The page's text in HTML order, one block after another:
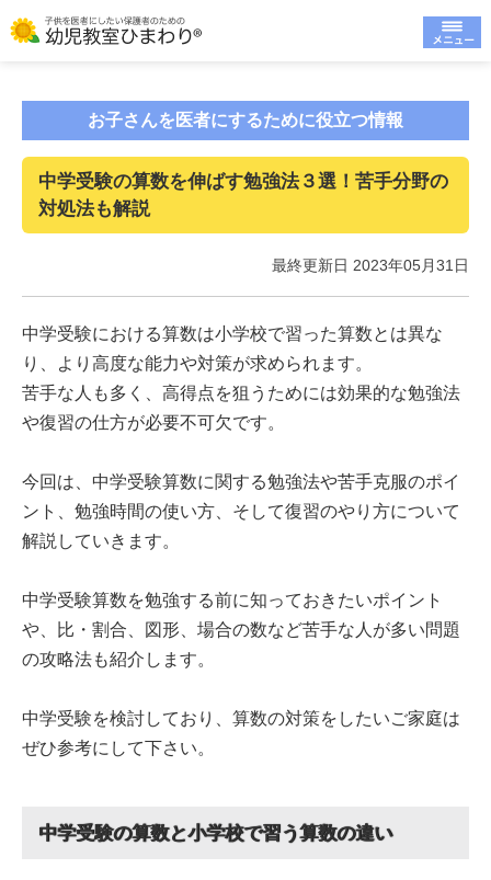
お子さんを医者にするために役立つ情報
中学受験の算数を伸ばす勉強法３選！苦手分野の
対処法も解説
最終更新日 2023年05月31日
中学受験における算数は小学校で習った算数とは異な
り、より高度な能力や対策が求められます。
苦手な人も多く、高得点を狙うためには効果的な勉強法
や復習の仕方が必要不可欠です。
今回は、中学受験算数に関する勉強法や苦手克服のポイ
ント、勉強時間の使い方、そして復習のやり方について
解説していきます。
中学受験算数を勉強する前に知っておきたいポイント
や、比・割合、図形、場合の数など苦手な人が多い問題
の攻略法も紹介します。
中学受験を検討しており、算数の対策をしたいご家庭は
ぜひ参考にして下さい。
中学受験の算数と小学校で習う算数の違い